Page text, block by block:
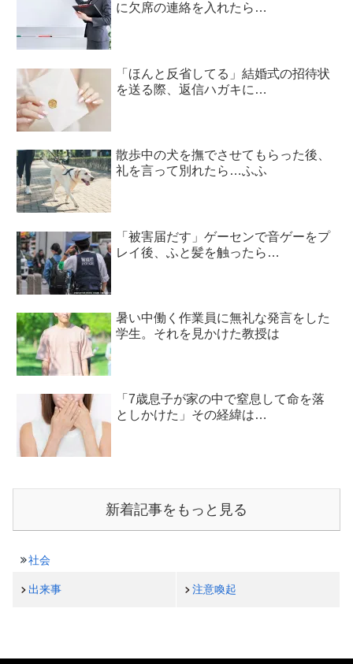
に欠席の連絡を入れたら…
「ほんと反省してる」結婚式の招待状
を送る際、返信ハガキに…
散歩中の犬を撫でさせてもらった後、
礼を言って別れたら…ふふ
「被害届だす」ゲーセンで音ゲーをプ
レイ後、ふと髪を触ったら…
暑い中働く作業員に無礼な発言をした
学生。それを見かけた教授は
「7歳息子が家の中で窒息して命を落
としかけた」その経緯は…
新着記事をもっと見る
社会
出来事 注意喚起